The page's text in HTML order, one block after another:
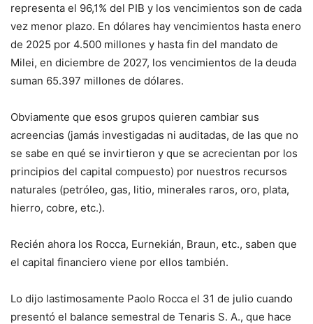
representa el 96,1% del PIB y los vencimientos son de cada
vez menor plazo. En dólares hay vencimientos hasta enero
de 2025 por 4.500 millones y hasta fin del mandato de
Milei, en diciembre de 2027, los vencimientos de la deuda
suman 65.397 millones de dólares.
Obviamente que esos grupos quieren cambiar sus
acreencias (jamás investigadas ni auditadas, de las que no
se sabe en qué se invirtieron y que se acrecientan por los
principios del capital compuesto) por nuestros recursos
naturales (petróleo, gas, litio, minerales raros, oro, plata,
hierro, cobre, etc.).
Recién ahora los Rocca, Eurnekián, Braun, etc., saben que
el capital financiero viene por ellos también.
Lo dijo lastimosamente Paolo Rocca el 31 de julio cuando
presentó el balance semestral de Tenaris S. A., que hace